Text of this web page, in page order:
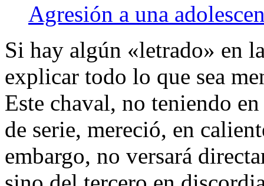
Agresión a una
Si hay algún «letrado» en
explicar todo lo que sea
Este chaval, no teniendo
de serie, mereció, en
embargo, no versará